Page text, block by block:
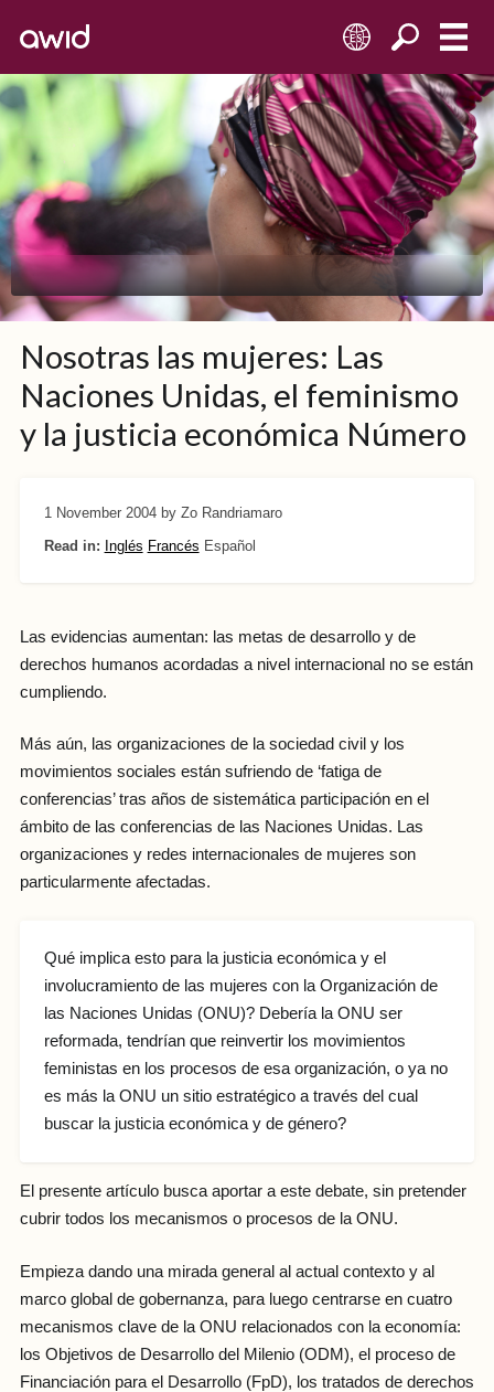
ES
Nosotras las mujeres: Las
Naciones Unidas, el feminismo
y la justicia económica Número
1 November 2004 by Zo Randriamaro
Read in: Inglés Francés Español
Las evidencias aumentan: las metas de desarrollo y de
derechos humanos acordadas a nivel internacional no se están
cumpliendo.
Más aún, las organizaciones de la sociedad civil y los
movimientos sociales están sufriendo de ‘fatiga de
conferencias’ tras años de sistemática participación en el
ámbito de las conferencias de las Naciones Unidas. Las
organizaciones y redes internacionales de mujeres son
particularmente afectadas.
Qué implica esto para la justicia económica y el
involucramiento de las mujeres con la Organización de
las Naciones Unidas (ONU)? Debería la ONU ser
reformada, tendrían que reinvertir los movimientos
feministas en los procesos de esa organización, o ya no
es más la ONU un sitio estratégico a través del cual
buscar la justicia económica y de género?
El presente artículo busca aportar a este debate, sin pretender
cubrir todos los mecanismos o procesos de la ONU.
Empieza dando una mirada general al actual contexto y al
marco global de gobernanza, para luego centrarse en cuatro
mecanismos clave de la ONU relacionados con la economía:
los Objetivos de Desarrollo del Milenio (ODM), el proceso de
Financiación para el Desarrollo (FpD), los tratados de derechos